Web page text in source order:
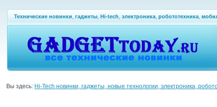
Технические новинки гаджеты Hi-tech электроника робототехника
Вы здесь: Hi-Tech новинки, гаджеты, новые технологии, электроника,